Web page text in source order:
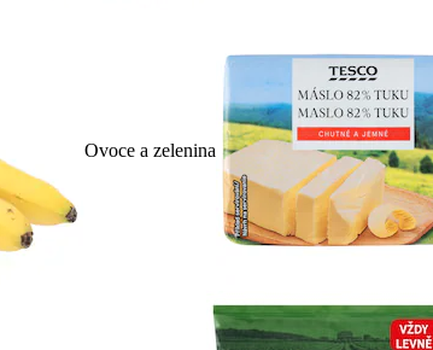
Ovoce a zelenina